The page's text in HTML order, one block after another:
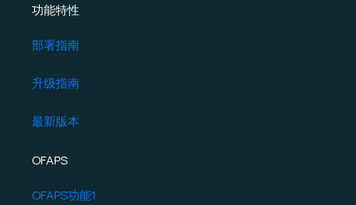
功能特性
部署指南
升级指南
最新版本
OFAPS
OFAPS功能1